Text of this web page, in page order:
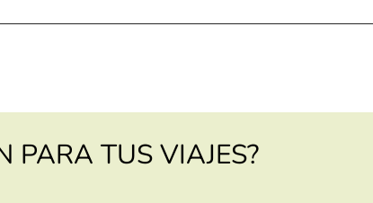
PARA TUS VIAJES?